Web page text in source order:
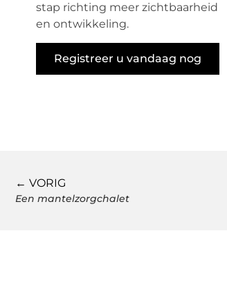
stap richting meer zichtbaarheid
en ontwikkeling.
Registreer u vandaag nog
← VORIG
Een mantelzorgchalet